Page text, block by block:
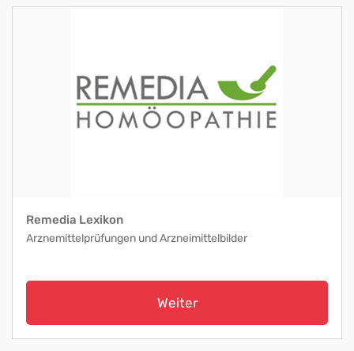
Remedia Lexikon
Arznemittelprüfungen und Arzneimittelbilder
Weiter